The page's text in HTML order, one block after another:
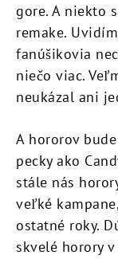
gore. A niekto
remake.
fanúšikovia
niečo viac.
neukázal ani
A hororov
pecky ako
stále nás
veľké
ostatné roky.
skvelé horory